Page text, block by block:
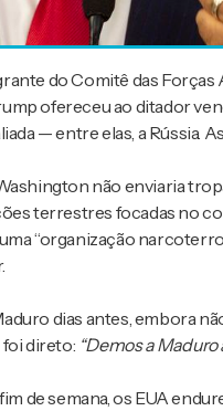
do Comitê das Forças
ofereceu ao ditador
— entre elas, a Rússia.
não enviaria
terrestres focadas no
“organização
dias antes, embora
direto: “Demos a
de semana, os EUA